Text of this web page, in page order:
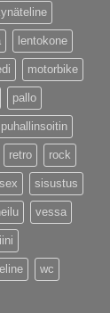
lentokone
motorbike
pallo
puhallinsoitin
retro rock
sex sisustus
vessa
wc